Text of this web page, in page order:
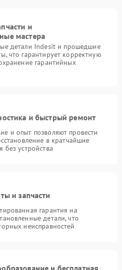
и
мастера
детали Indesit и прошедшие
что гарантирует корректную
гарантийных
и быстрый ремонт
и опыт позволяют провести
в кратчайшие
устройства
и запчасти
гарантия на
детали, что
неисправностей